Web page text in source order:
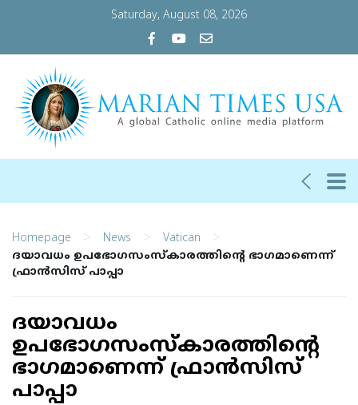
Saturday, August 08, 2026
Homepage > News > Vatican >
ദയാവധം ഉപഭോഗസംസ്‌കാരത്തിന്റെ ഭാഗമാണെന്ന്
ഫ്രാന്‍സിസ് പാപ്പാ
ദയാവധം
ഉപഭോഗസംസ്‌കാരത്തിന്റെ
ഭാഗമാണെന്ന് ഫ്രാന്‍സിസ്
പാപ്പാ